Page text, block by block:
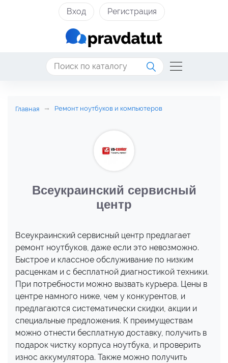
Вход Регистрация
Главная Ремонт ноутбуков и компьютеров
Всеукраинский сервисный
центр
Всеукраинский сервисный центр предлагает
ремонт ноутбуков, даже если это невозможно.
Быстрое и классное обслуживание по низким
расценкам и с бесплатной диагностикой техники.
При потребности можно вызвать курьера. Цены в
центре намного ниже, чем у конкурентов, и
предлагаются систематически скидки, акции и
специальные предложения. К преимуществам
можно отнести бесплатную доставку, получить в
подарок чистку корпуса ноутбука, и проверить
износ аккумулятора. Также можно получить